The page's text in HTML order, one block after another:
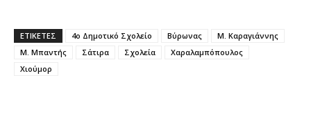
ΕΤΙΚΕΤΕΣ 4ο Δημοτικό Σχολείο Βύρωνας
Μ. Καραγιάννης
Μ. Μπαντής
Σάτιρα Σχολεία
Χαραλαμπόπουλος
Χιούμορ